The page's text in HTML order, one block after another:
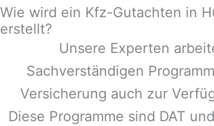
Wie wird ein Kfz-Gutachten in
erstellt?
Unsere Experten
Sachverständigen
Versicherung auch zur
Diese Programme sind DAT